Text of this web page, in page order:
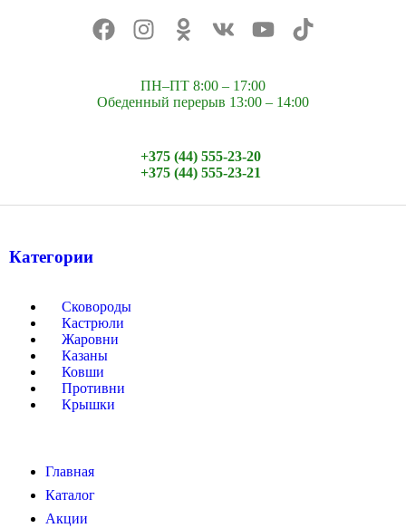
ПН–ПТ 8:00 – 17:00
Обеденный перерыв 13:00 – 14:00
+375 (44) 555-23-20
+375 (44) 555-23-21
Категории
Сковороды
Кастрюли
Жаровни
Казаны
Ковши
Противни
Крышки
Главная
Каталог
Акции